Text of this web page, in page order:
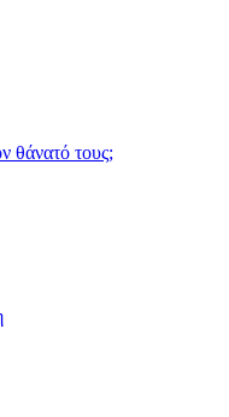
θάνατό τους;